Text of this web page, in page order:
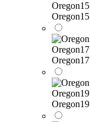
Oregon15
Oregon15
Oregon17
Oregon17
Oregon19
Oregon19